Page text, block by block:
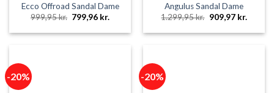
Ecco Offroad Sandal Dame
999,95kr. Den
oprindelige
pris
799,96 kr.
pris
799,96 kr..
Angulus Sandal Dame
1.299,95kr. Den
oprindelige
pris
909,97 kr.
pris
-20% -20%